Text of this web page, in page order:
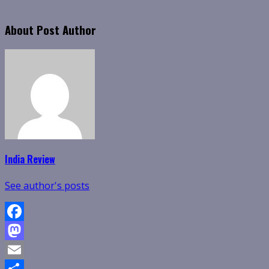
About Post Author
India Review
See author's posts
Facebook
Mastodon